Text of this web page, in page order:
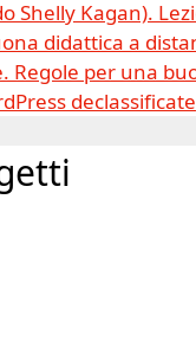
Shelly Kagan).
didattica a
Regole per una
declassificate